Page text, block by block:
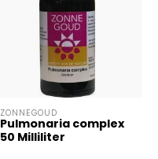
ZONNEGOUD
Pulmonaria complex
50 Milliliter